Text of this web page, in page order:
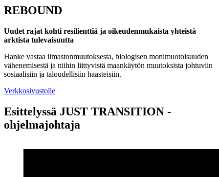
REBOUND
Uudet rajat kohti resilienttiä ja oikeudenmukaista yhteistä
arktista tulevaisuutta
Hanke vastaa ilmastonmuutoksesta, biologisen monimuotoisuuden
vähenemisestä ja niihin liittyvistä maankäytön muutoksista johtuviin
sosiaalisiin ja taloudellisiin haasteisiin.
Verkkosivustolle
Esittelyssä JUST TRANSITION -
ohjelmajohtaja